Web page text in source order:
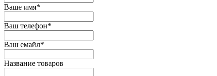
Ваше имя*
Ваш телефон*
Ваш емайл*
Название товаров